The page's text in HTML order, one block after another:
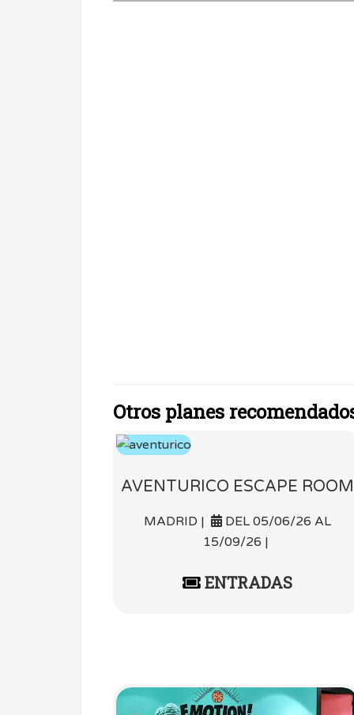
Otros planes
AVENTURICO ESCAPE ROOM
MADRID |
DEL 05/06/26 AL
15/09/26 |
ENTRADAS